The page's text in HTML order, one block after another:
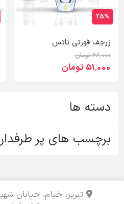
دسته ها
برچسب های پر طرفدار
25%
زرجف فورتی ناتس
68٬000 تومان
51٬000 تومان
تبریز، خیام، خیابان